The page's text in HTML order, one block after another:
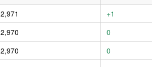
2,971 +1
2,970 0
2,970 0